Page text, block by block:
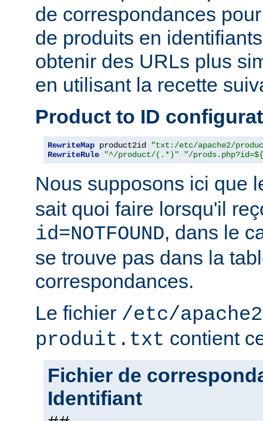
de correspondances
de produits en
obtenir des URLs plus
en utilisant la recette
Product to ID
RewriteMap product2id
"txt:/etc/apache2/
RewriteRule
"^/product/(.*)" "/
Nous supposons ici que
sait quoi faire lorsqu'il
id=NOTFOUND, dans le
se trouve pas dans la
correspondances.
Le fichier /etc/
produit.txt contient
Fichier de
Identifiant